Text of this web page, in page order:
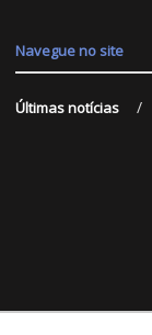
Navegue no site
Últimas notícias